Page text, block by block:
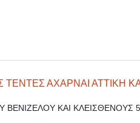
ΑΧΑΡΝΑΙ ΑΤΤΙΚΗ
ΒΕΝΙΖΕΛΟΥ ΚΑΙ ΚΛΕΙΣΘΕΝΟΥΣ